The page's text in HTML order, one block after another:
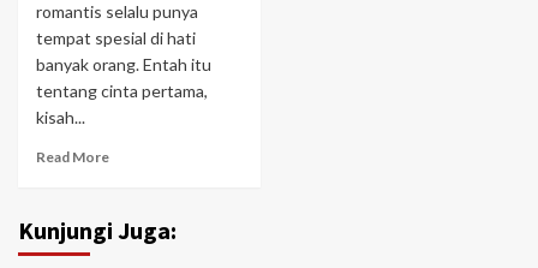
romantis selalu punya
tempat spesial di hati
banyak orang. Entah itu
tentang cinta pertama,
kisah...
Read More
Kunjungi Juga: